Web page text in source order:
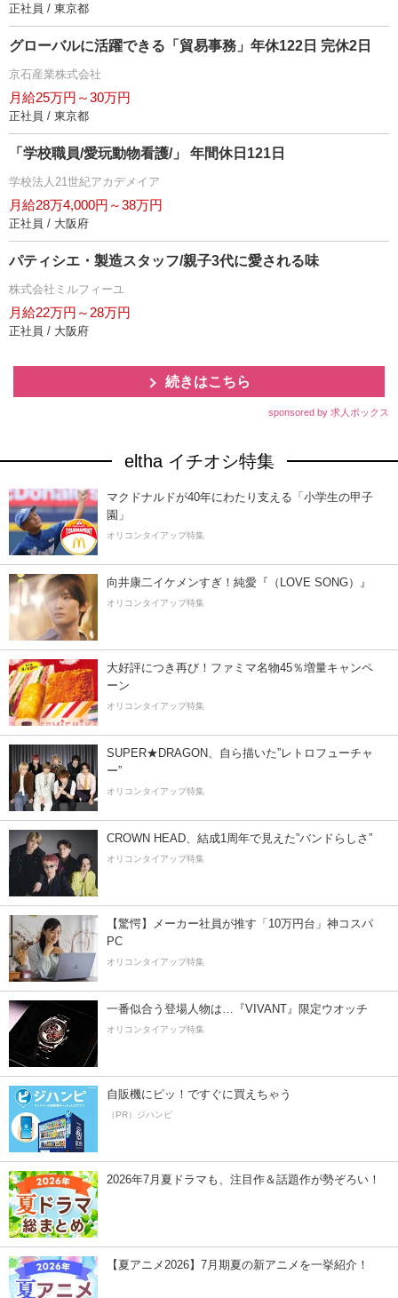
正社員 / 東京都
グローバルに活躍できる「貿易事務」年休122日 完休2日
京石産業株式会社
月給25万円～30万円
正社員 / 東京都
「学校職員/愛玩動物看護/」 年間休日121日
学校法人21世紀アカデメイア
月給28万4,000円～38万円
正社員 / 大阪府
パティシエ・製造スタッフ/親子3代に愛される味
株式会社ミルフィーユ
月給22万円～28万円
正社員 / 大阪府
続きはこちら
sponsored by 求人ボックス
eltha イチオシ特集
マクドナルドが40年にわたり支える「小学生の甲子
園」
オリコンタイアップ特集
向井康二イケメンすぎ！純愛『（LOVE SONG）』
オリコンタイアップ特集
大好評につき再び！ファミマ名物45％増量キャンペ
ーン
オリコンタイアップ特集
SUPER★DRAGON、自ら描いた”レトロフューチャ
ー”
オリコンタイアップ特集
CROWN HEAD、結成1周年で見えた”バンドらしさ”
オリコンタイアップ特集
【驚愕】メーカー社員が推す「10万円台」神コスパ
PC
オリコンタイアップ特集
一番似合う登場人物は…『VIVANT』限定ウオッチ
オリコンタイアップ特集
自販機にピッ！ですぐに買えちゃう
（PR）ジハンピ
2026年7月夏ドラマも、注目作＆話題作が勢ぞろい！
【夏アニメ2026】7月期夏の新アニメを一挙紹介！